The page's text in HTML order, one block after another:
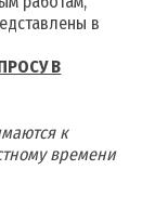
в
В
к
времени